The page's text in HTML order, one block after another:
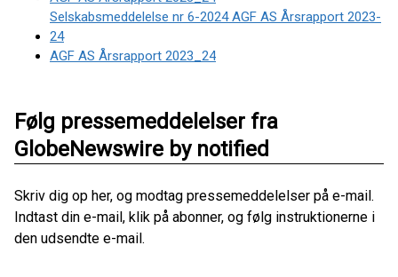
Selskabsmeddelelse nr 6-2024 AGF AS Årsrapport 2023-
24
AGF AS Årsrapport 2023_24
Følg pressemeddelelser fra
GlobeNewswire by notified
Skriv dig op her, og modtag pressemeddelelser på e-mail.
Indtast din e-mail, klik på abonner, og følg instruktionerne i
den udsendte e-mail.